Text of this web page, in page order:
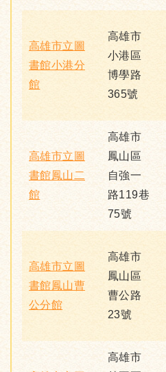
高雄市立圖
書館小港分
館
高雄市
小港區
博學路
365號
高雄市立圖
書館鳳山二
館
高雄市
鳳山區
自強一
路119巷
75號
高雄市立圖
書館鳳山曹
公分館
高雄市
鳳山區
曹公路
23號
高雄市